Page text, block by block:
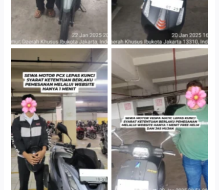
Hotel Kartika Chandra,
Jakarta Selatan
Cityplaza Jatinegara
Gedung Parkir P6A